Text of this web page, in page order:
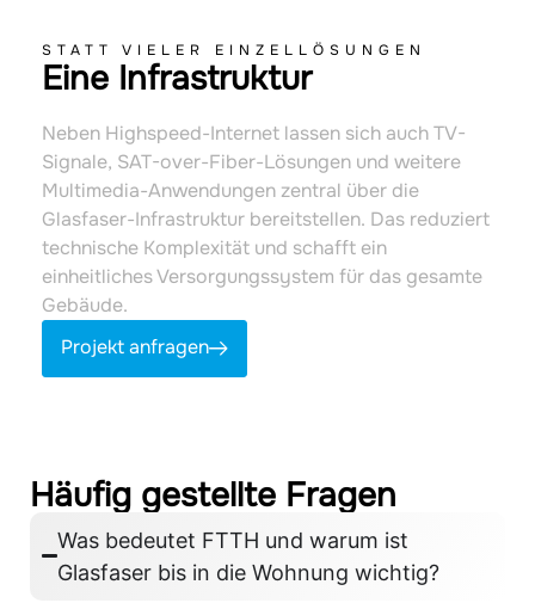
STATT VIELER EINZELLÖSUNGEN
Eine Infrastruktur
Neben Highspeed-Internet lassen sich auch TV-
Signale, SAT-over-Fiber-Lösungen und weitere
Multimedia-Anwendungen zentral über die
Glasfaser-Infrastruktur bereitstellen. Das reduziert
technische Komplexität und schafft ein
einheitliches Versorgungssystem für das gesamte
Gebäude.
Projekt anfragen
Häufig gestellte Fragen
Was bedeutet FTTH und warum ist
Glasfaser bis in die Wohnung wichtig?